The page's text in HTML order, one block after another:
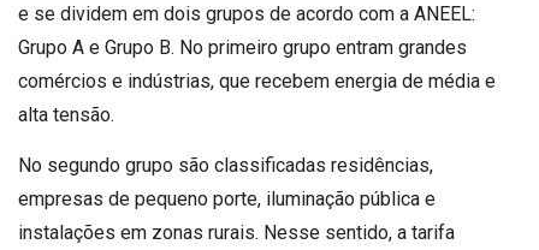
e se dividem em dois grupos de acordo com a ANEEL:
Grupo A e Grupo B. No primeiro grupo entram grandes
comércios e indústrias, que recebem energia de média e
alta tensão.
No segundo grupo são classificadas residências,
empresas de pequeno porte, iluminação pública e
instalações em zonas rurais. Nesse sentido, a tarifa